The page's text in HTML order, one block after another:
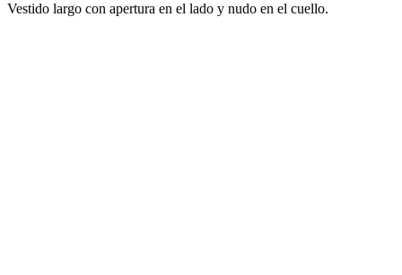
Vestido largo con apertura en el lado y nudo en el cuello.